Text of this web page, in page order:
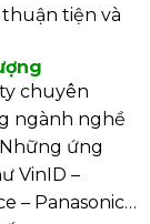
tiện và
chuyên
ngành nghề
ứng
VinID –
– Panasonic…